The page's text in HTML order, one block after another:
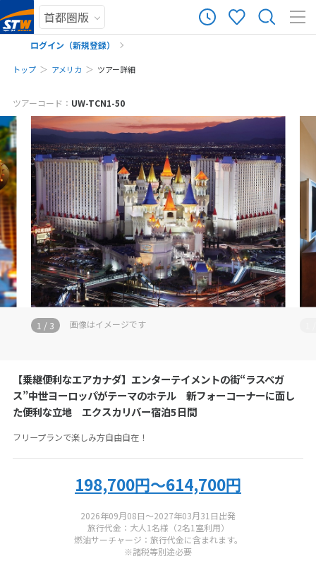
ログイン（新規登録）
まだ登録がありません
トップ アメリカ ツアー詳細
は発生しません。お気軽にご予約・お問い合わせください。
※該当ツアーをご予約・お問い合わせいただく前に、ツアー画面をキャプチ
ャして保存してください。
予約・お問い合わせ
来店予約の申し込み
お電話でお問い合わせ
お電話の際にツアーコード
050-5530-6742
定休日：年末年始
総合旅行業務取扱管理者：秋田健三郎・小圷孝幸
LINEでお問い合わせ
LINEチャットで相談
ツアーコード： UW-TCN1-50
画像はイメージです
1 / 3
【乗継便利なエアカナダ】エンターテイメントの街“ラスベガ
ス”中世ヨーロッパがテーマのホテル 新フォーコーナーに面し
た便利な立地 エクスカリバー宿泊5日間
フリープランで楽しみ方自由自在！
198,700円～614,700円
2026年09月08日～2027年03月31日出発
旅行代金：大人1名様（2名1室利用）
燃油サーチャージ：旅行代金に含まれます。
※諸税等別途必要